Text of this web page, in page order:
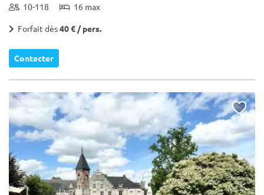
10-118 16 max
Forfait dès40 € / pers.
Contacter